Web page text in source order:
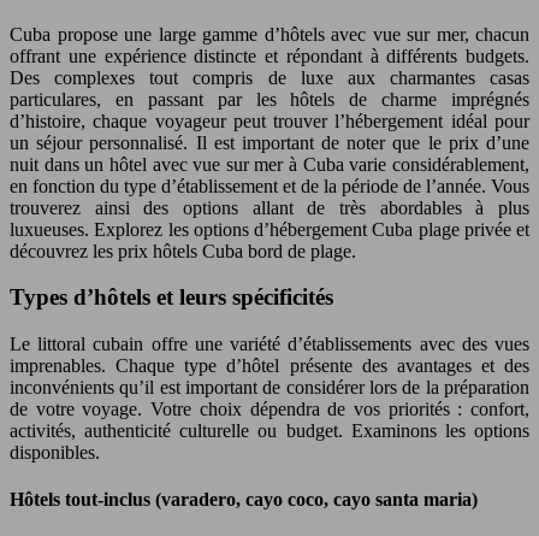
Cuba propose une large gamme d’hôtels avec vue sur mer, chacun
offrant une expérience distincte et répondant à différents budgets.
Des complexes tout compris de luxe aux charmantes casas
particulares, en passant par les hôtels de charme imprégnés
d’histoire, chaque voyageur peut trouver l’hébergement idéal pour
un séjour personnalisé. Il est important de noter que le prix d’une
nuit dans un hôtel avec vue sur mer à Cuba varie considérablement,
en fonction du type d’établissement et de la période de l’année. Vous
trouverez ainsi des options allant de très abordables à plus
luxueuses. Explorez les options d’hébergement Cuba plage privée et
découvrez les prix hôtels Cuba bord de plage.
Types d’hôtels et leurs spécificités
Le littoral cubain offre une variété d’établissements avec des vues
imprenables. Chaque type d’hôtel présente des avantages et des
inconvénients qu’il est important de considérer lors de la préparation
de votre voyage. Votre choix dépendra de vos priorités : confort,
activités, authenticité culturelle ou budget. Examinons les options
disponibles.
Hôtels tout-inclus (varadero, cayo coco, cayo santa maria)